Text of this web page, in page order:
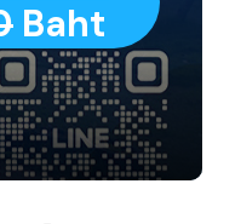
Baht